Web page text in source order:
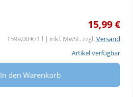
15,99 €
1599,00 €/1 l | inkl. MwSt. zzgl.Versand
Artikel verfügbar
In den Warenkorb